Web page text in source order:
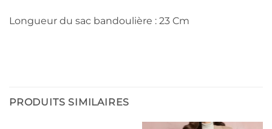
Longueur du sac bandoulière : 23 Cm
PRODUITS SIMILAIRES